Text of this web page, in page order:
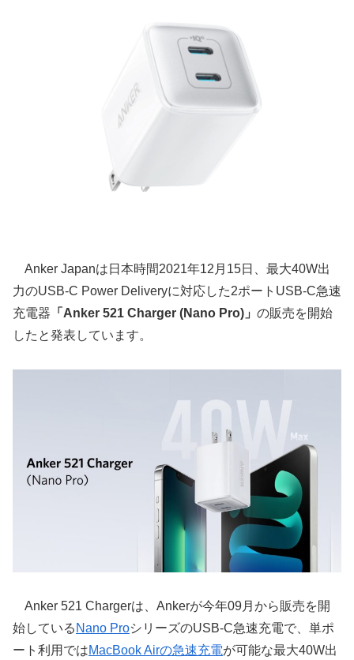
Anker Japanは日本時間2021年12月15日、最大40W出
力のUSB-C Power Deliveryに対応した2ポートUSB-C急速
充電器 「Anker 521 Charger (Nano Pro)」 の販売を開始
したと発表しています。
Anker 521 Chargerは、Ankerが今年09月から販売を開
始している Nano ProシリーズのUSB-C急速充電で、単ポ
ート利用ではMacBook Airの急速充電が可能な最大40W出